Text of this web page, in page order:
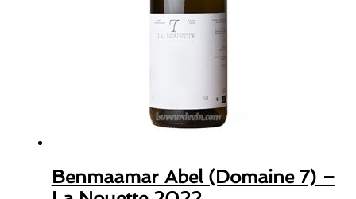
Benmaamar Abel (Domaine 7) –